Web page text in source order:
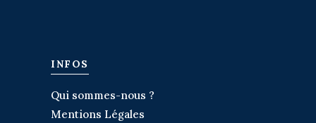
INFOS
Qui sommes-nous ?
Mentions Légales